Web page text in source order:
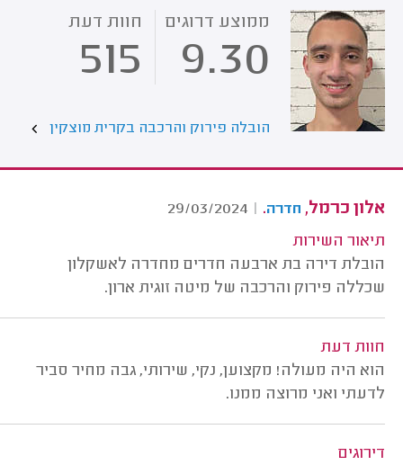
ממוצע דרוגים
9.30
חוות דעת
515
הובלה פירוק והרכבה בקרית מוצקין
אלון כרמל, חדרה.
|
29/03/2024
תיאור השירות
הובלת דירה בת ארבעה חדרים מחדרה לאשקלון
שכללה פירוק והרכבה של מיטה זוגית ארון.
חוות דעת
הוא היה מעולה! מקצוען, נקי, שירותי, גבה מחיר סביר
לדעתי ואני מרוצה ממנו.
דירוגים